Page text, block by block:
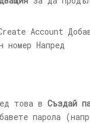
това в Създай
парола